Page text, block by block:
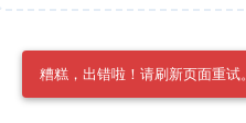
糟糕，出错啦！请刷新页面重试。